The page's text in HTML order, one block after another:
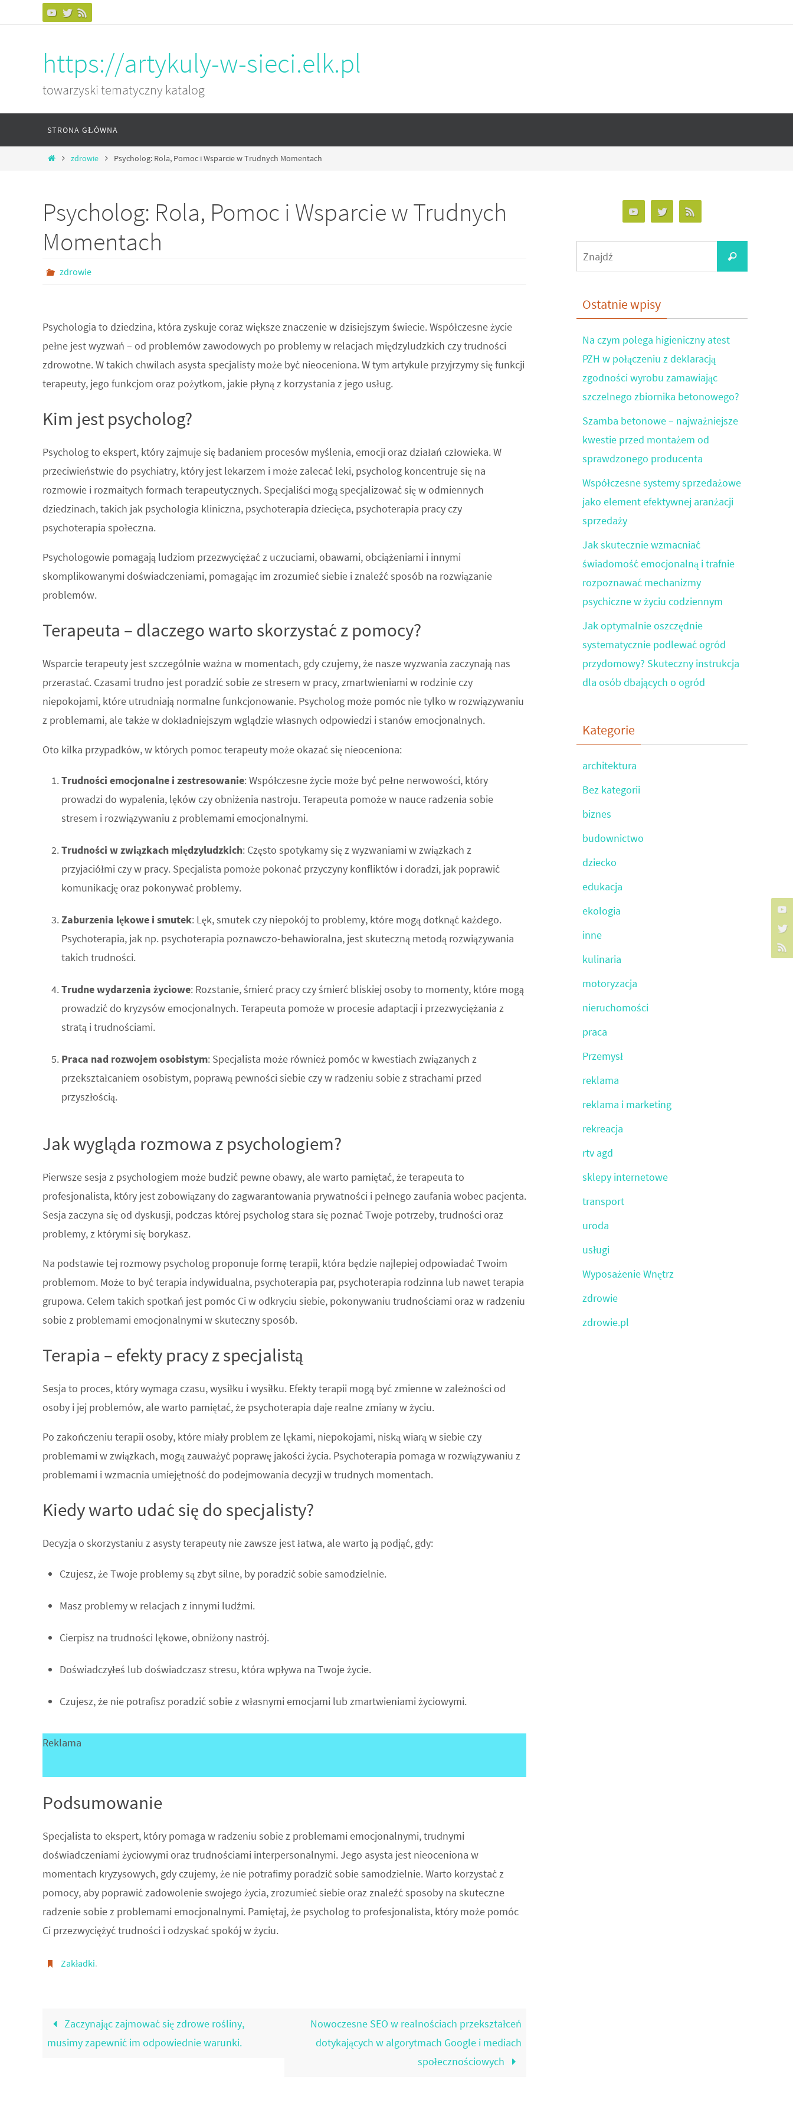
https://artykuly-w-sieci.elk.pl
towarzyski tematyczny katalog
treści
STRONA GŁÓWNA
Homezdrowie Psycholog: Rola, Pomoc i Wsparcie w Trudnych Momentach
Psycholog: Rola, Pomoc i Wsparcie w Trudnych
Momentach
zdrowie
Psychologia to dziedzina, która zyskuje coraz większe znaczenie w dzisiejszym świecie. Współczesne życie
pełne jest wyzwań – od problemów zawodowych po problemy w relacjach międzyludzkich czy trudności
zdrowotne. W takich chwilach asysta specjalisty może być nieoceniona. W tym artykule przyjrzymy się funkcji
terapeuty, jego funkcjom oraz pożytkom, jakie płyną z korzystania z jego usług.
Kim jest psycholog?
Psycholog to ekspert, który zajmuje się badaniem procesów myślenia, emocji oraz działań człowieka. W
przeciwieństwie do psychiatry, który jest lekarzem i może zalecać leki, psycholog koncentruje się na
rozmowie i rozmaitych formach terapeutycznych. Specjaliści mogą specjalizować się w odmiennych
dziedzinach, takich jak psychologia kliniczna, psychoterapia dziecięca, psychoterapia pracy czy
psychoterapia społeczna.
Psychologowie pomagają ludziom przezwyciężać z uczuciami, obawami, obciążeniami i innymi
skomplikowanymi doświadczeniami, pomagając im zrozumieć siebie i znaleźć sposób na rozwiązanie
problemów.
Terapeuta – dlaczego warto skorzystać z pomocy?
Wsparcie terapeuty jest szczególnie ważna w momentach, gdy czujemy, że nasze wyzwania zaczynają nas
przerastać. Czasami trudno jest poradzić sobie ze stresem w pracy, zmartwieniami w rodzinie czy
niepokojami, które utrudniają normalne funkcjonowanie. Psycholog może pomóc nie tylko w rozwiązywaniu
z problemami, ale także w dokładniejszym wglądzie własnych odpowiedzi i stanów emocjonalnych.
Oto kilka przypadków, w których pomoc terapeuty może okazać się nieoceniona:
Trudności emocjonalne i zestresowanie: Współczesne życie może być pełne nerwowości, który
prowadzi do wypalenia, lęków czy obniżenia nastroju. Terapeuta pomoże w nauce radzenia sobie
stresem i rozwiązywaniu z problemami emocjonalnymi.
Trudności w związkach międzyludzkich: Często spotykamy się z wyzwaniami w związkach z
przyjaciółmi czy w pracy. Specjalista pomoże pokonać przyczyny konfliktów i doradzi, jak poprawić
komunikację oraz pokonywać problemy.
Zaburzenia lękowe i smutek: Lęk, smutek czy niepokój to problemy, które mogą dotknąć każdego.
Psychoterapia, jak np. psychoterapia poznawczo-behawioralna, jest skuteczną metodą rozwiązywania
takich trudności.
Trudne wydarzenia życiowe: Rozstanie, śmierć pracy czy śmierć bliskiej osoby to momenty, które mogą
prowadzić do kryzysów emocjonalnych. Terapeuta pomoże w procesie adaptacji i przezwyciężania z
stratą i trudnościami.
Praca nad rozwojem osobistym: Specjalista może również pomóc w kwestiach związanych z
przekształcaniem osobistym, poprawą pewności siebie czy w radzeniu sobie z strachami przed
przyszłością.
Jak wygląda rozmowa z psychologiem?
Pierwsze sesja z psychologiem może budzić pewne obawy, ale warto pamiętać, że terapeuta to
profesjonalista, który jest zobowiązany do zagwarantowania prywatności i pełnego zaufania wobec pacjenta.
Sesja zaczyna się od dyskusji, podczas której psycholog stara się poznać Twoje potrzeby, trudności oraz
problemy, z którymi się borykasz.
Na podstawie tej rozmowy psycholog proponuje formę terapii, która będzie najlepiej odpowiadać Twoim
problemom. Może to być terapia indywidualna, psychoterapia par, psychoterapia rodzinna lub nawet terapia
grupowa. Celem takich spotkań jest pomóc Ci w odkryciu siebie, pokonywaniu trudnościami oraz w radzeniu
sobie z problemami emocjonalnymi w skuteczny sposób.
Terapia – efekty pracy z specjalistą
Sesja to proces, który wymaga czasu, wysiłku i wysiłku. Efekty terapii mogą być zmienne w zależności od
osoby i jej problemów, ale warto pamiętać, że psychoterapia daje realne zmiany w życiu.
Po zakończeniu terapii osoby, które miały problem ze lękami, niepokojami, niską wiarą w siebie czy
problemami w związkach, mogą zauważyć poprawę jakości życia. Psychoterapia pomaga w rozwiązywaniu z
problemami i wzmacnia umiejętność do podejmowania decyzji w trudnych momentach.
Kiedy warto udać się do specjalisty?
Decyzja o skorzystaniu z asysty terapeuty nie zawsze jest łatwa, ale warto ją podjąć, gdy:
Czujesz, że Twoje problemy są zbyt silne, by poradzić sobie samodzielnie.
Masz problemy w relacjach z innymi ludźmi.
Cierpisz na trudności lękowe, obniżony nastrój.
Doświadczyłeś lub doświadczasz stresu, która wpływa na Twoje życie.
Czujesz, że nie potrafisz poradzić sobie z własnymi emocjami lub zmartwieniami życiowymi.
Reklama
Podsumowanie
Specjalista to ekspert, który pomaga w radzeniu sobie z problemami emocjonalnymi, trudnymi
doświadczeniami życiowymi oraz trudnościami interpersonalnymi. Jego asysta jest nieoceniona w
momentach kryzysowych, gdy czujemy, że nie potrafimy poradzić sobie samodzielnie. Warto korzystać z
pomocy, aby poprawić zadowolenie swojego życia, zrozumieć siebie oraz znaleźć sposoby na skuteczne
radzenie sobie z problemami emocjonalnymi. Pamiętaj, że psycholog to profesjonalista, który może pomóc
Ci przezwyciężyć trudności i odzyskać spokój w życiu.
Zakładki.
Zaczynając zajmować się zdrowe rośliny,
musimy zapewnić im odpowiednie warunki.
Nowoczesne SEO w realnościach przekształceń
dotykających w algorytmach Google i mediach
społecznościowych
for:
Znajdź
Ostatnie wpisy
Na czym polega higieniczny atest
PZH w połączeniu z deklaracją
zgodności wyrobu zamawiając
szczelnego zbiornika betonowego?
Szamba betonowe – najważniejsze
kwestie przed montażem od
sprawdzonego producenta
Współczesne systemy sprzedażowe
jako element efektywnej aranżacji
sprzedaży
Jak skutecznie wzmacniać
świadomość emocjonalną i trafnie
rozpoznawać mechanizmy
psychiczne w życiu codziennym
Jak optymalnie oszczędnie
systematycznie podlewać ogród
przydomowy? Skuteczny instrukcja
dla osób dbających o ogród
Kategorie
architektura
Bez kategorii
biznes
budownictwo
dziecko
edukacja
ekologia
inne
kulinaria
motoryzacja
nieruchomości
praca
Przemysł
reklama
reklama i marketing
rekreacja
rtv agd
sklepy internetowe
transport
uroda
usługi
Wyposażenie Wnętrz
zdrowie
zdrowie.pl